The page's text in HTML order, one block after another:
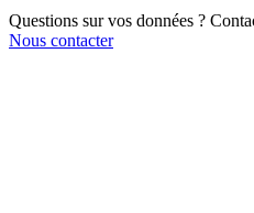
Questions sur vos données ?
Nous contacter